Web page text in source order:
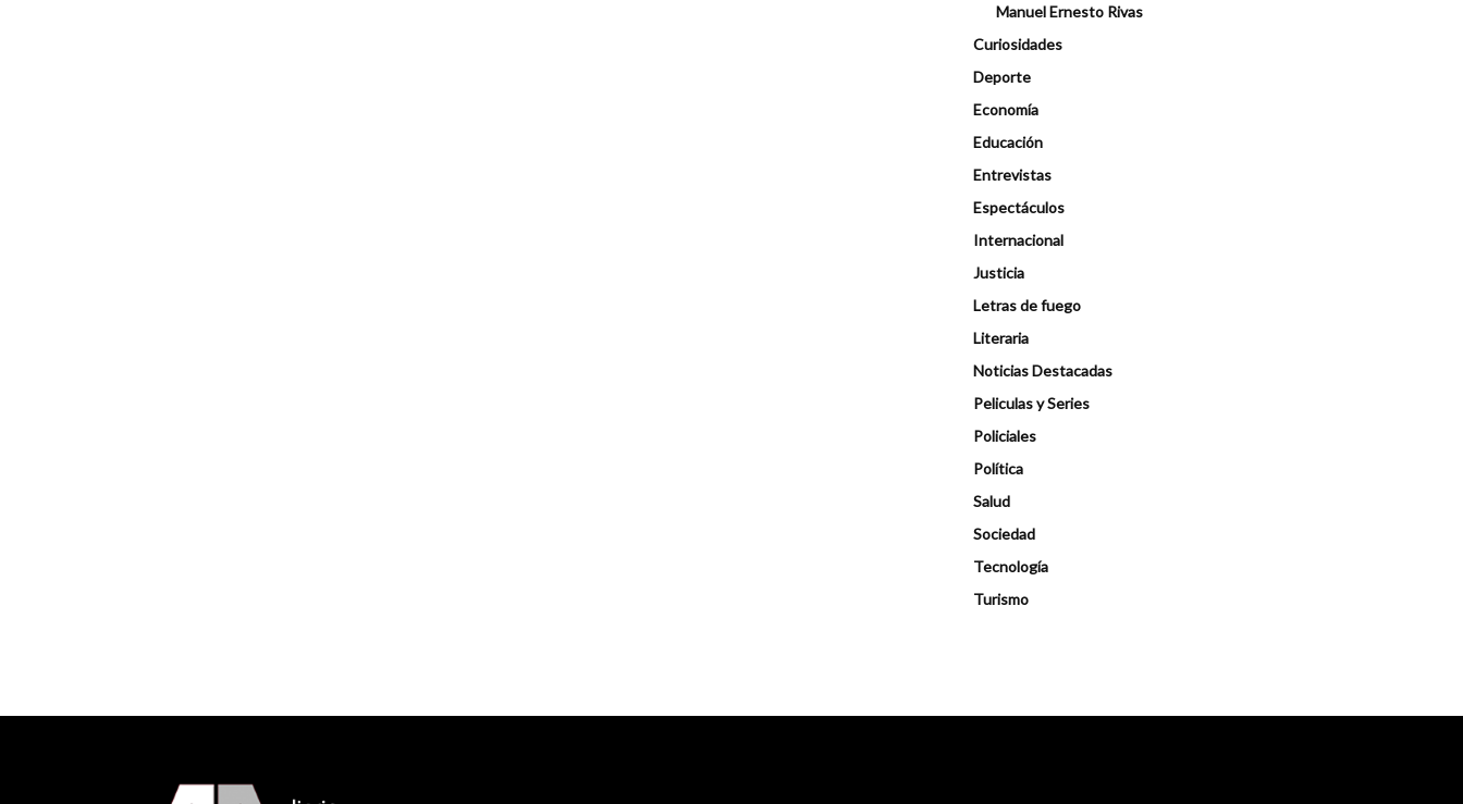
Manuel Ernesto Rivas
Curiosidades
Deporte
Economía
Educación
Entrevistas
Espectáculos
Internacional
Justicia
Letras de fuego
Literaria
Noticias Destacadas
Peliculas y Series
Policiales
Política
Salud
Sociedad
Tecnología
Turismo